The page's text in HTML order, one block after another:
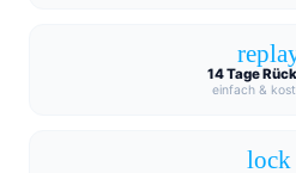
14 Tage
einfach &
lock